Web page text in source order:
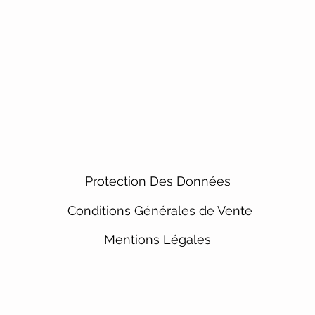
Protection Des Données
Conditions Générales de Vente
Mentions Légales